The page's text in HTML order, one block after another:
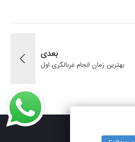
بعدی
بهترین زمان انجام غربالگری اول